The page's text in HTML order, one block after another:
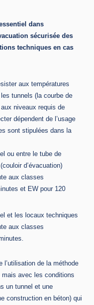
dans
sécurisée des
techniques en cas
aux températures
tunnels (la courbe de
niveaux requis de
dépendent de l’usage
sont stipulées dans la
ou entre le tube de
d’évacuation)
aux classes
et EW pour 120
et les locaux techniques
aux classes
l’utilisation de la méthode
mais avec les conditions
un tunnel et une
construction en béton) qui